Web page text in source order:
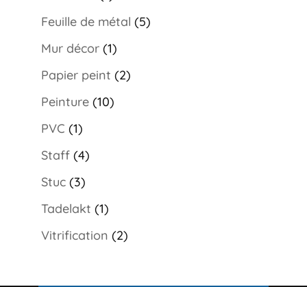
Feuille de métal (5)
Mur décor (1)
Papier peint (2)
Peinture (10)
PVC (1)
Staff (4)
Stuc (3)
Tadelakt (1)
Vitrification (2)